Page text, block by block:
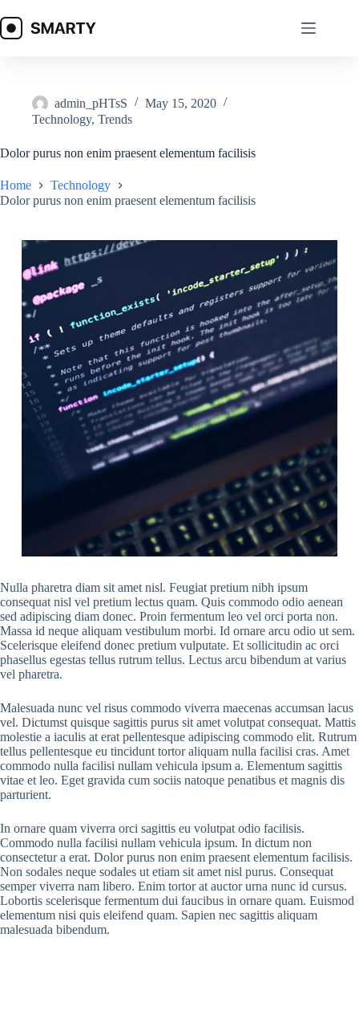
to
content
admin_pHTsS
May 15, 2020
Technology, Trends
Dolor purus non enim praesent elementum facilisis
Home
Technology
Dolor purus non enim praesent elementum facilisis
Nulla pharetra diam sit amet nisl. Feugiat pretium nibh ipsum
consequat nisl vel pretium lectus quam. Quis commodo odio aenean
sed adipiscing diam donec. Proin fermentum leo vel orci porta non.
Massa id neque aliquam vestibulum morbi. Id ornare arcu odio ut sem.
Scelerisque eleifend donec pretium vulputate. Et sollicitudin ac orci
phasellus egestas tellus rutrum tellus. Lectus arcu bibendum at varius
vel pharetra.
Malesuada nunc vel risus commodo viverra maecenas accumsan lacus
vel. Dictumst quisque sagittis purus sit amet volutpat consequat. Mattis
molestie a iaculis at erat pellentesque adipiscing commodo elit. Rutrum
tellus pellentesque eu tincidunt tortor aliquam nulla facilisi cras. Amet
commodo nulla facilisi nullam vehicula ipsum a. Elementum sagittis
vitae et leo. Eget gravida cum sociis natoque penatibus et magnis dis
parturient.
In ornare quam viverra orci sagittis eu volutpat odio facilisis.
Commodo nulla facilisi nullam vehicula ipsum. In dictum non
consectetur a erat. Dolor purus non enim praesent elementum facilisis.
Non sodales neque sodales ut etiam sit amet nisl purus. Consequat
semper viverra nam libero. Enim tortor at auctor urna nunc id cursus.
Lobortis scelerisque fermentum dui faucibus in ornare quam. Euismod
elementum nisi quis eleifend quam. Sapien nec sagittis aliquam
malesuada bibendum.